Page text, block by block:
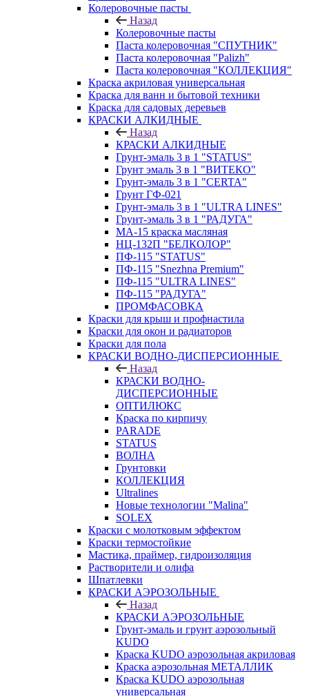
Колеровочные пасты
Назад
Колеровочные пасты
Паста колеровочная "СПУТНИК"
Паста колеровочная "Palizh"
Паста колеровочная "КОЛЛЕКЦИЯ"
Краска акриловая универсальная
Краска для ванн и бытовой техники
Краска для садовых деревьев
КРАСКИ АЛКИДНЫЕ
Назад
КРАСКИ АЛКИДНЫЕ
Грунт-эмаль 3 в 1 "STATUS"
Грунт эмаль 3 в 1 "ВИТЕКО"
Грунт-эмаль 3 в 1 "CERTA"
Грунт ГФ-021
Грунт-эмаль 3 в 1 "ULTRA LINES"
Грунт-эмаль 3 в 1 "РАДУГА"
МА-15 краска масляная
НЦ-132П "БЕЛКОЛОР"
ПФ-115 "STATUS"
ПФ-115 "Snezhna Premium"
ПФ-115 "ULTRA LINES"
ПФ-115 "РАДУГА"
ПРОМФАСОВКА
Краски для крыш и профнастила
Краски для окон и радиаторов
Краски для пола
КРАСКИ ВОДНО-ДИСПЕРСИОННЫЕ
Назад
КРАСКИ ВОДНО-
ДИСПЕРСИОННЫЕ
ОПТИЛЮКС
Краска по кирпичу
PARADE
STATUS
ВОЛНА
Грунтовки
КОЛЛЕКЦИЯ
Ultralines
Новые технологии "Malina"
SOLEX
Краски с молотковым эффектом
Краски термостойкие
Мастика, праймер, гидроизоляция
Растворители и олифа
Шпатлевки
КРАСКИ АЭРОЗОЛЬНЫЕ
Назад
КРАСКИ АЭРОЗОЛЬНЫЕ
Грунт-эмаль и грунт аэрозольный
KUDO
Краска KUDO аэрозольная акриловая
Краска аэрозольная МЕТАЛЛИК
Краска KUDO аэрозольная
универсальная